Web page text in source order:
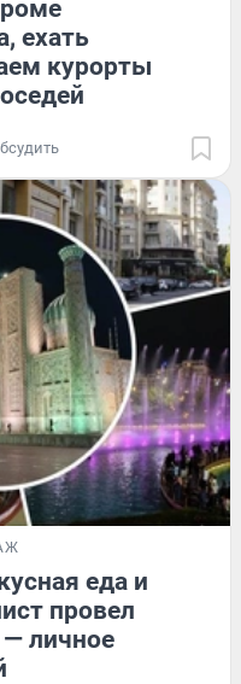
ехать
курорты
еда и
провел
личное